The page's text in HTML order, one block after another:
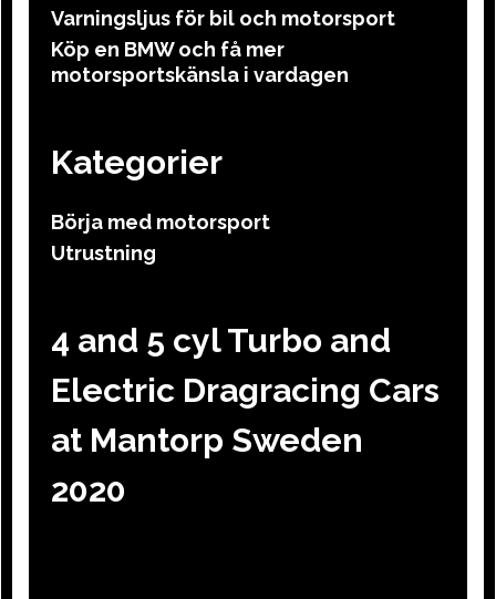
Varningsljus för bil och motorsport
Köp en BMW och få mer
motorsportskänsla i vardagen
Kategorier
Börja med motorsport
Utrustning
4 and 5 cyl Turbo and
Electric Dragracing Cars
at Mantorp Sweden
2020